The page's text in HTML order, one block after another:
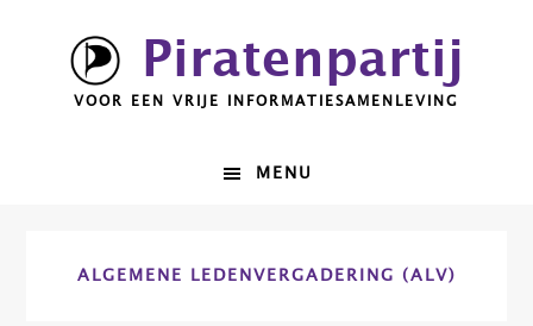
hoofdnavigatie
Piratenpartij
VOOR EEN VRIJE INFORMATIESAMENLEVING
MENU
ALGEMENE LEDENVERGADERING (ALV)